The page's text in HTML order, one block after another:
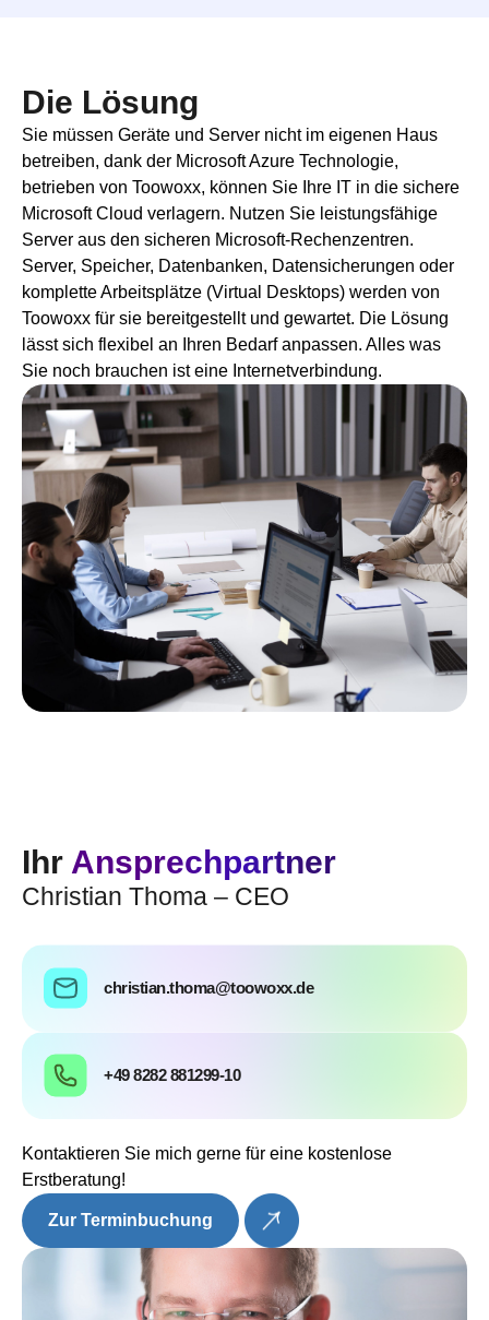
Die Lösung
Sie müssen Geräte und Server nicht im eigenen Haus
betreiben, dank der Microsoft Azure Technologie,
betrieben von Toowoxx, können Sie Ihre IT in die sichere
Microsoft Cloud verlagern. Nutzen Sie leistungsfähige
Server aus den sicheren Microsoft-Rechenzentren.
Server, Speicher, Datenbanken, Datensicherungen oder
komplette Arbeitsplätze (Virtual Desktops) werden von
Toowoxx für sie bereitgestellt und gewartet. Die Lösung
lässt sich flexibel an Ihren Bedarf anpassen. Alles was
Sie noch brauchen ist eine Internetverbindung.
Ihr Ansprechpartner
Christian Thoma – CEO
christian.thoma@toowoxx.de
+49 8282 881299-10
Kontaktieren Sie mich gerne für eine kostenlose
Erstberatung!
Zur Terminbuchung